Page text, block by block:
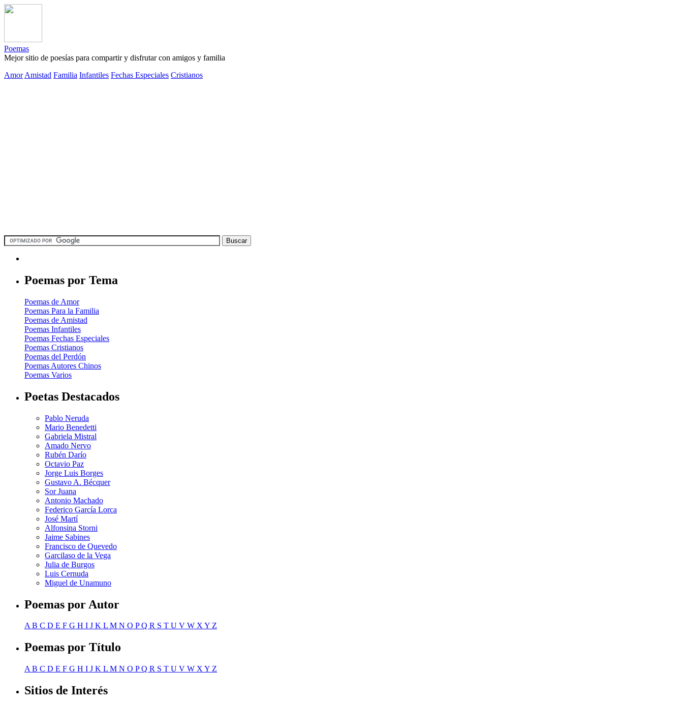
Poemas
Mejor sitio de poesías para compartir y disfrutar con amigos y familia
Amor Amistad Familia Infantiles Fechas Especiales Cristianos
Poemas por Tema
Poemas de Amor
Poemas Para la Familia
Poemas de Amistad
Poemas Infantiles
Poemas Fechas Especiales
Poemas Cristianos
Poemas del Perdón
Poemas Autores Chinos
Poemas Varios
Poetas Destacados
Pablo Neruda
Mario Benedetti
Gabriela Mistral
Amado Nervo
Rubén Darío
Octavio Paz
Jorge Luis Borges
Gustavo A. Bécquer
Sor Juana
Antonio Machado
Federico García Lorca
José Martí
Alfonsina Storni
Jaime Sabines
Francisco de Quevedo
Garcilaso de la Vega
Julia de Burgos
Luis Cernuda
Miguel de Unamuno
Poemas por Autor
AB C D E F G H I J K L M N O PQ R S T U V W XY Z
Poemas por Título
A B C D E F G H I J K L M N O PQ R S T U V W X Y Z
Sitios de Interés